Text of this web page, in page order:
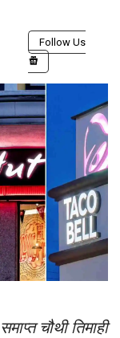
Follow Us
चौथी तिमाही